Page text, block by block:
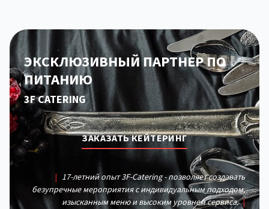
ЭКСКЛЮЗИВНЫЙ ПАРТНЕР ПО
ПИТАНИЮ
3F CATERING
ЗАКАЗАТЬ КЕЙТЕРИНГ
| 17-летний опыт 3F-Catering - позволяет создавать
безупречные мероприятия с индивидуальным подходом,
изысканным меню и высоким уровнем сервиса. |